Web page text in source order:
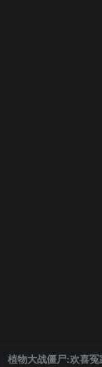
植物大战僵尸:欢喜